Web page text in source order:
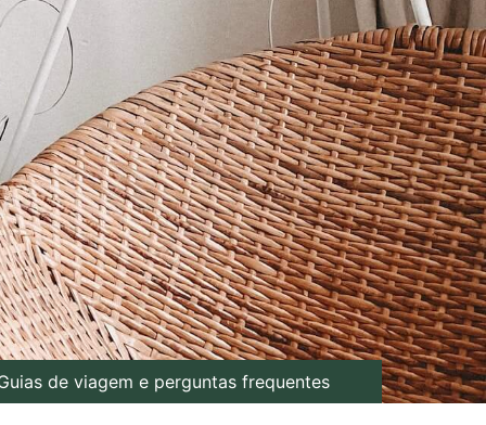
de viagem e perguntas frequentes